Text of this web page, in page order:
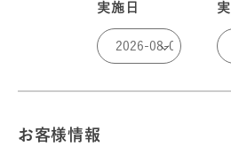
実施日
お客様情報